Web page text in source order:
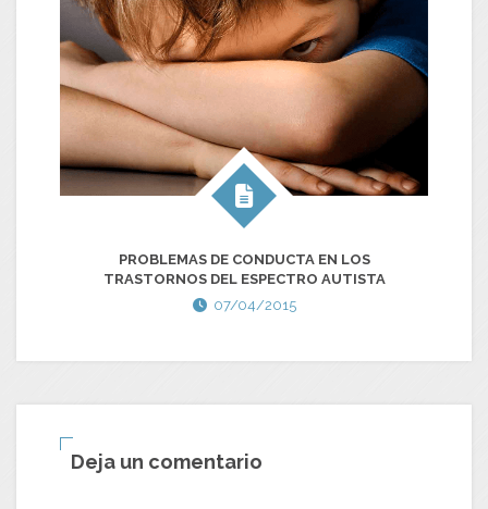
PROBLEMAS DE CONDUCTA EN LOS
TRASTORNOS DEL ESPECTRO AUTISTA
07/04/2015
Deja un comentario